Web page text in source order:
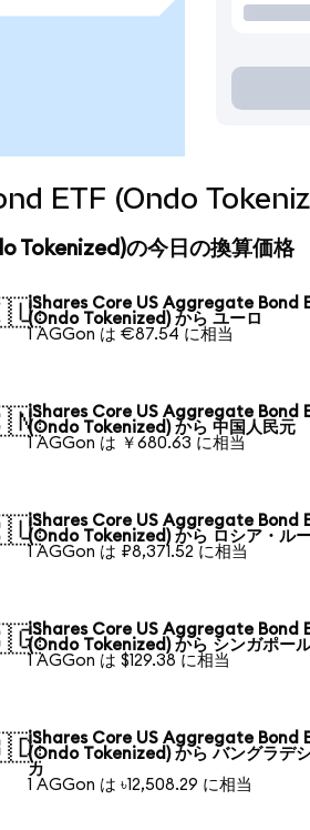
ETF (Ondo
Tokenized)の今日の換算価格
iShares Core US Aggregate Bond
(Ondo Tokenized) から ユーロ
1 AGGon は €87.54 に相当
iShares Core US Aggregate Bond
(Ondo Tokenized) から 中国人民元
1 AGGon は ￥680.63 に相当
iShares Core US Aggregate Bond
(Ondo Tokenized) から ロシア・ル
1 AGGon は ₽8,371.52 に相当
iShares Core US Aggregate Bond
(Ondo Tokenized) から シンガポー
1 AGGon は $129.38 に相当
iShares Core US Aggregate Bond
(Ondo Tokenized) から バングラデ
カ
1 AGGon は ৳12,508.29 に相当